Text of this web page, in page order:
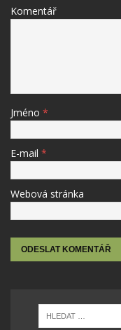
Komentář
Jméno *
E-mail *
Webová stránka